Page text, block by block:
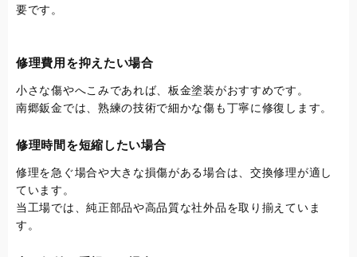
要です。
修理費用を抑えたい場合
小さな傷やへこみであれば、板金塗装がおすすめです。
南郷鈑金では、熟練の技術で細かな傷も丁寧に修復します。
修理時間を短縮したい場合
修理を急ぐ場合や大きな損傷がある場合は、交換修理が適し
ています。
当工場では、純正部品や高品質な社外品を取り揃えていま
す。